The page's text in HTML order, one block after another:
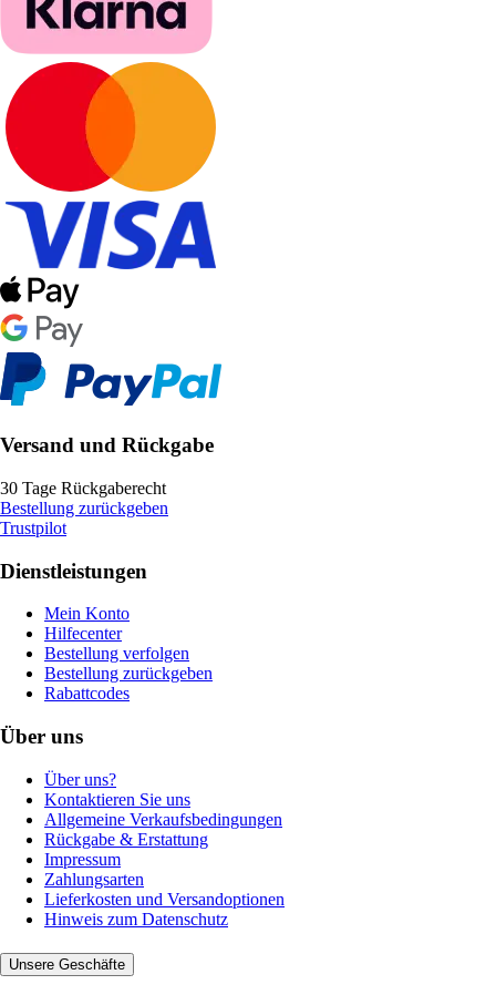
Versand und Rückgabe
30 Tage Rückgaberecht
Bestellung zurückgeben
Trustpilot
Dienstleistungen
Mein Konto
Hilfecenter
Bestellung verfolgen
Bestellung zurückgeben
Rabattcodes
Über uns
Über uns?
Kontaktieren Sie uns
Allgemeine Verkaufsbedingungen
Rückgabe & Erstattung
Impressum
Zahlungsarten
Lieferkosten und Versandoptionen
Hinweis zum Datenschutz
Unsere Geschäfte